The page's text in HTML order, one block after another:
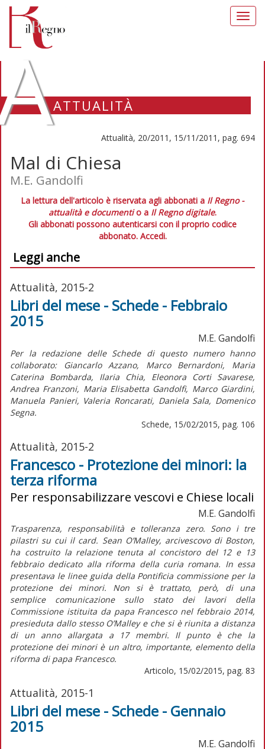
ATTUALITÀ
Attualità, 20/2011, 15/11/2011, pag. 694
Mal di Chiesa
M.E. Gandolfi
La lettura dell'articolo è riservata agli abbonati a Il Regno -
attualità e documentio a Il Regno digitale.
Gli abbonati possono autenticarsi con il proprio codice
abbonato. Accedi.
Leggi anche
Attualità, 2015-2
Libri del mese - Schede - Febbraio
2015
M.E. Gandolfi
Per la redazione delle Schede di questo numero hanno
collaborato: Giancarlo Azzano, Marco Bernardoni, Maria
Caterina Bombarda, Ilaria Chia, Eleonora Corti Savarese,
Andrea Franzoni, Maria Elisabetta Gandolfi, Marco Giardini,
Manuela Panieri, Valeria Roncarati, Daniela Sala, Domenico
Segna.
Schede, 15/02/2015, pag. 106
Attualità, 2015-2
Francesco - Protezione dei minori: la
terza riforma
Per responsabilizzare vescovi e Chiese locali
M.E. Gandolfi
Trasparenza, responsabilità e tolleranza zero. Sono i tre
pilastri su cui il card. Sean O’Malley, arcivescovo di Boston,
ha costruito la relazione tenuta al concistoro del 12 e 13
febbraio dedicato alla riforma della curia romana. In essa
presentava le linee guida della Pontificia commissione per la
protezione dei minori. Non si è trattato, però, di una
semplice comunicazione sullo stato dei lavori della
Commissione istituita da papa Francesco nel febbraio 2014,
presieduta dallo stesso O’Malley e che si è riunita a distanza
di un anno allargata a 17 membri. Il punto è che la
protezione dei minori è un altro, importante, elemento della
riforma di papa Francesco.
Articolo, 15/02/2015, pag. 83
Attualità, 2015-1
Libri del mese - Schede - Gennaio
2015
M.E. Gandolfi